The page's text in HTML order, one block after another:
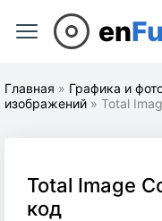
en
Главная » Графика и
изображений » Total
Total Image
код